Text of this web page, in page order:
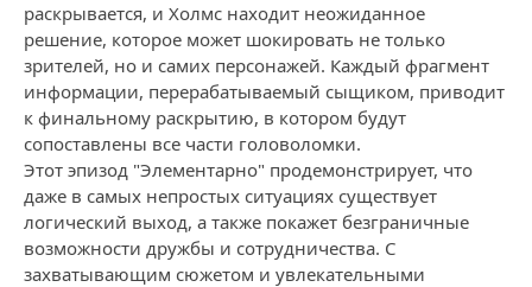
раскрывается, и Холмс находит неожиданное
решение, которое может шокировать не только
зрителей, но и самих персонажей. Каждый фрагмент
информации, перерабатываемый сыщиком, приводит
к финальному раскрытию, в котором будут
сопоставлены все части головоломки.
Этот эпизод "Элементарно" продемонстрирует, что
даже в самых непростых ситуациях существует
логический выход, а также покажет безграничные
возможности дружбы и сотрудничества. С
захватывающим сюжетом и увлекательными